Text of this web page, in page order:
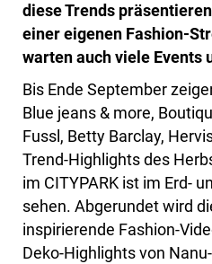
diese Trends
einer eigenen Fashion-
warten auch viele Events
Bis Ende September
Blue jeans & more,
Fussl, Betty Barclay,
Trend-Highlights des
im CITYPARK ist im Erd-
sehen. Abgerundet wird
inspirierende Fashion-
Deko-Highlights von